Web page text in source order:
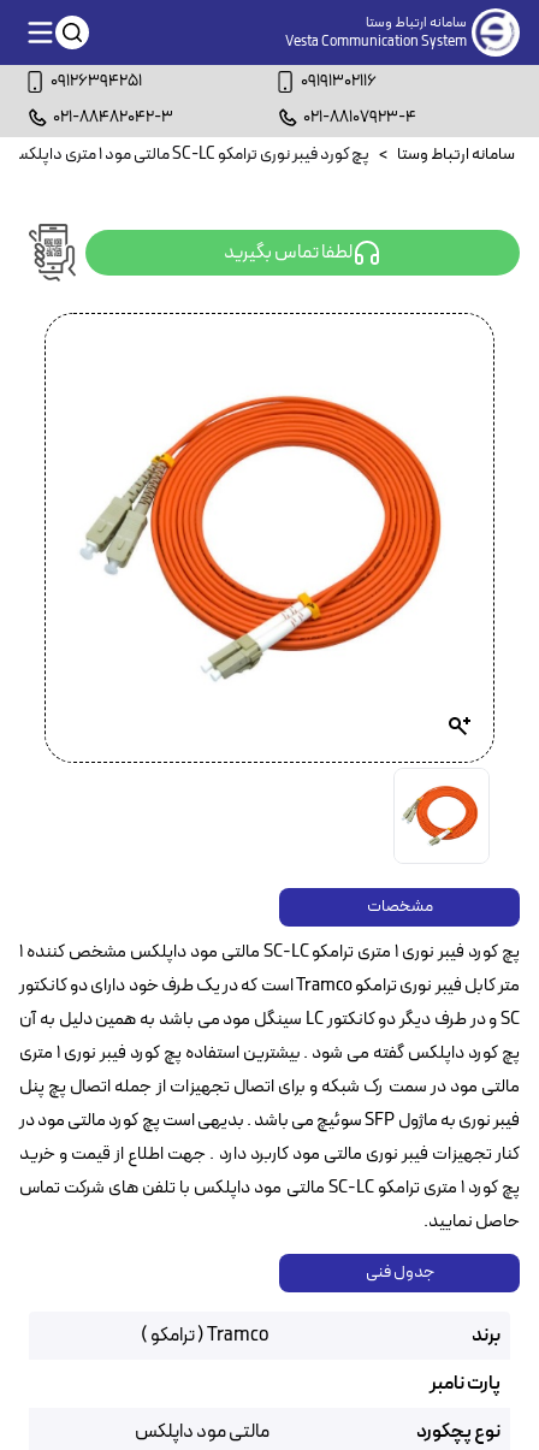
سامانه ارتباط وستا
Vesta Communication System
09126394251
09191302116
021-88482042-3
021-88107923-4
سامانه ارتباط وستا > پچ کورد فیبر نوری ترامکو SC-LC مالتی مود ۱ متری داپلکس
لطفا تماس بگیرید
مشخصات
پچ کورد فیبر نوری ۱ متری ترامکو SC-LC مالتی مود داپلکس مشخص کننده ۱
متر کابل فیبر نوری ترامکو Tramco است که در یک طرف خود دارای دو کانکتور
SC و در طرف دیگر دو کانکتور LC سینگل مود می باشد به همین دلیل به آن
پچ کورد داپلکس گفته می شود . بیشترین استفاده پچ کورد فیبر نوری ۱ متری
مالتی مود در سمت رک شبکه و برای اتصال تجهیزات از جمله اتصال پچ پنل
فیبر نوری به ماژول SFP سوئیچ می باشد . بدیهی است پچ کورد مالتی مود در
کنار تجهیزات فیبر نوری مالتی مود کاربرد دارد . جهت اطلاع از قیمت و خرید
پچ کورد ۱ متری ترامکو SC-LC مالتی مود داپلکس با تلفن های شرکت تماس
حاصل نمایید.
جدول فنی
برند
Tramco ( ترامکو )
پارت نامبر
نوع پچکورد
مالتی مود داپلکس